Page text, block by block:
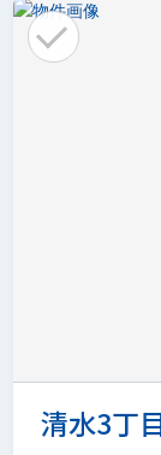
清水3丁